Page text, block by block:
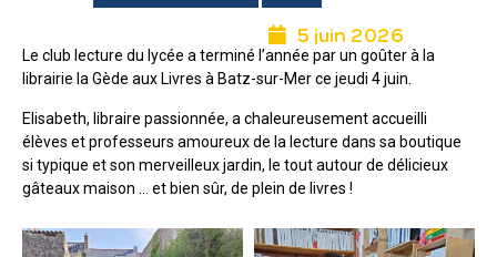
5 juin 2026
Le club lecture du lycée a terminé l’année par un goûter à la
librairie la Gède aux Livres à Batz-sur-Mer ce jeudi 4 juin.
Elisabeth, libraire passionnée, a chaleureusement accueilli
élèves et professeurs amoureux de la lecture dans sa boutique
si typique et son merveilleux jardin, le tout autour de délicieux
gâteaux maison … et bien sûr, de plein de livres !